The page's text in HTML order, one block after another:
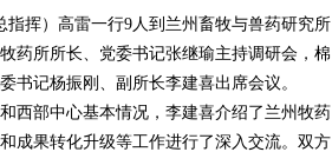
挥）高雷一行9人到兰州畜牧与兽药研究所
药所所长、党委书记张继瑜主持调研会，棉
书记杨振刚、副所长李建喜出席会议。
西部中心基本情况，李建喜介绍了兰州牧药
成果转化升级等工作进行了深入交流。双方